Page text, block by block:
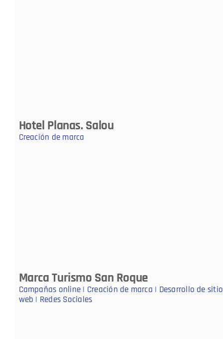
Hotel Planas. Salou
Creación de marca
Marca Turismo San Roque
Campañas online | Creación de marca | Desarrollo de sitio
web | Redes Sociales